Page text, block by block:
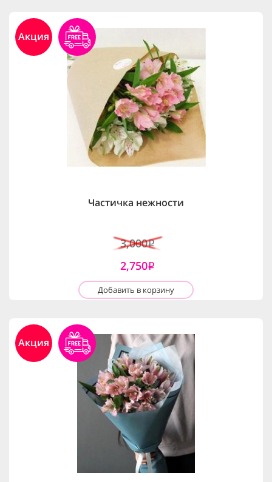
Акция
Частичка нежности
3,000i
2,750i
Добавить в корзину
Акция